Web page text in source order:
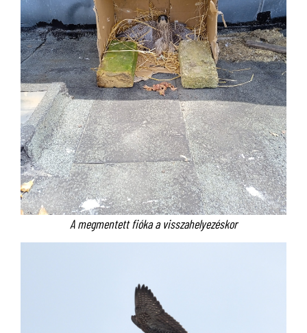
A megmentett fióka a visszahelyezéskor